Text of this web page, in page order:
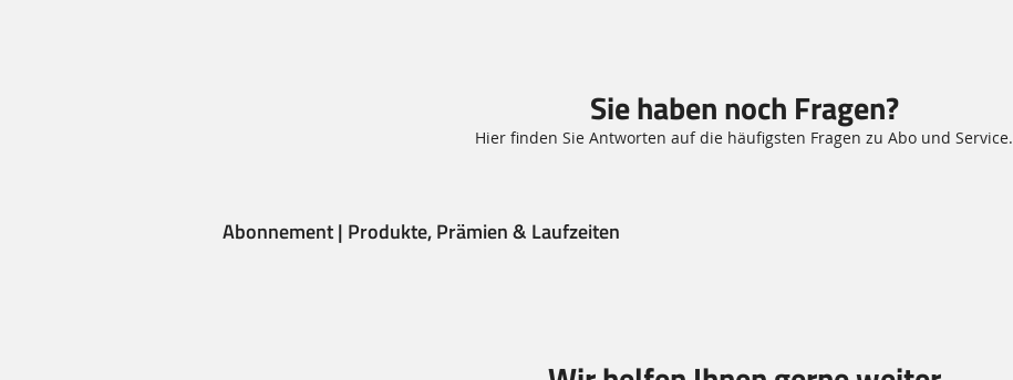
Sie haben noch Fragen?
Hier finden Sie Antworten auf die häufigsten Fragen zu Abo und Service.
Abonnement | Produkte, Prämien & Laufzeiten